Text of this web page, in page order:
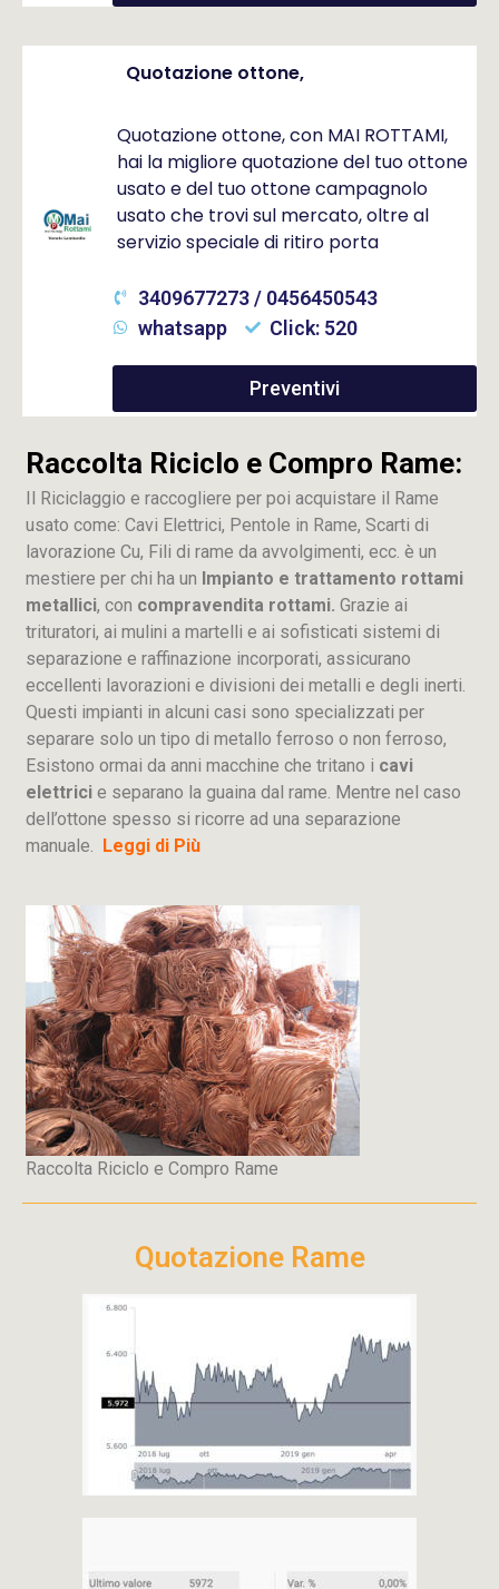
Quotazione ottone,
Quotazione ottone, con MAI ROTTAMI,
hai la migliore quotazione del tuo ottone
usato e del tuo ottone campagnolo
usato che trovi sul mercato, oltre al
servizio speciale di ritiro porta
3409677273 / 0456450543
whatsapp
Click: 520
Preventivi
Raccolta Riciclo e Compro Rame:
Il Riciclaggio e raccogliere per poi acquistare il Rame
usato come: Cavi Elettrici, Pentole in Rame, Scarti di
lavorazione Cu, Fili di rame da avvolgimenti, ecc. è un
mestiere per chi ha un Impianto e trattamento rottami
metallici, con compravendita rottami. Grazie ai
trituratori, ai mulini a martelli e ai sofisticati sistemi di
separazione e raffinazione incorporati, assicurano
eccellenti lavorazioni e divisioni dei metalli e degli inerti.
Questi impianti in alcuni casi sono specializzati per
separare solo un tipo di metallo ferroso o non ferroso,
Esistono ormai da anni macchine che tritano i cavi
elettrici e separano la guaina dal rame. Mentre nel caso
dell’ottone spesso si ricorre ad una separazione
manuale. Leggi di Più
Raccolta Riciclo e Compro Rame
Quotazione Rame